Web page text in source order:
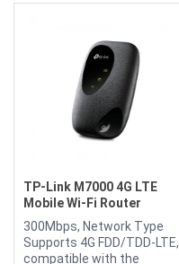
TP-Link M7000 4G LTE
Mobile Wi-Fi Router
300Mbps, Network Type
Supports 4G FDD/TDD-LTE,
compatible with the